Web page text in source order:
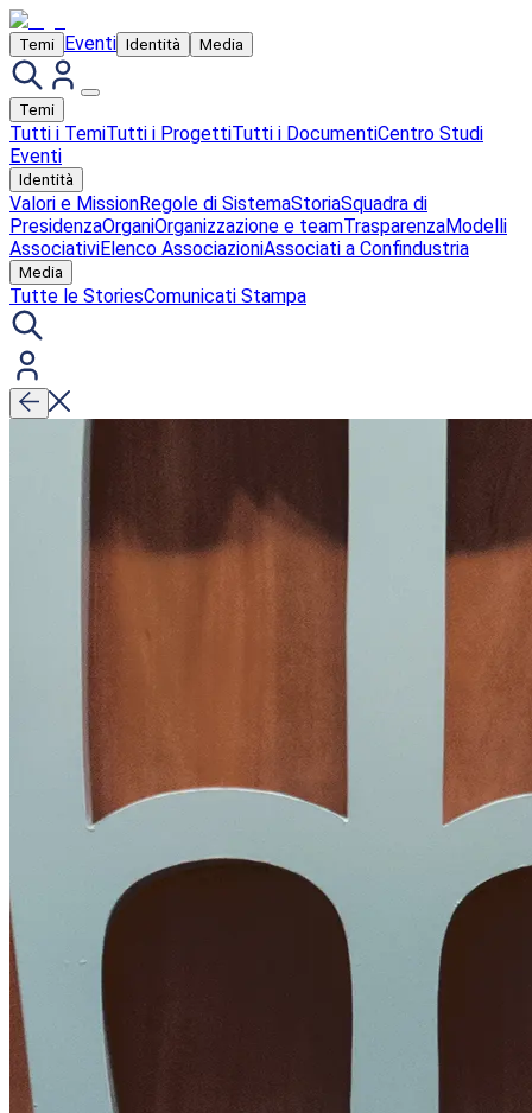
Temi Eventi Identità Media
Temi
Tutti i TemiTutti i ProgettiTutti i DocumentiCentro Studi
Eventi
Identità
Valori e MissionRegole di SistemaStoriaSquadra di
PresidenzaOrganiOrganizzazione e teamTrasparenzaModelli
AssociativiElenco AssociazioniAssociati a Confindustria
Media
Tutte le StoriesComunicati Stampa